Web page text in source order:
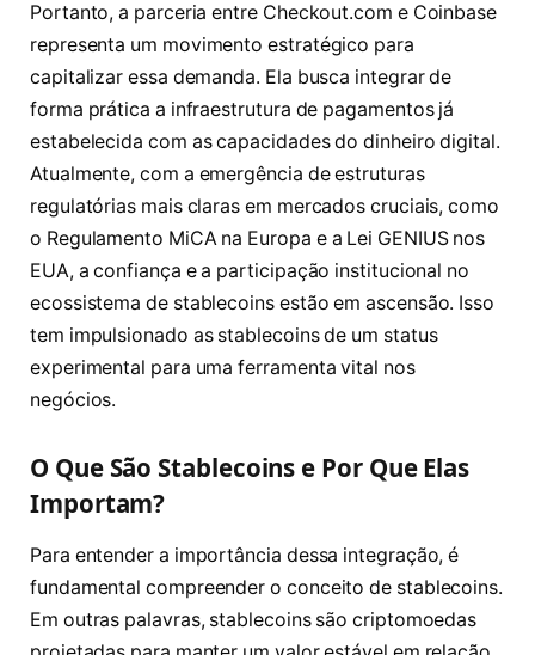
Portanto, a parceria entre Checkout.com e Coinbase
representa um movimento estratégico para
capitalizar essa demanda. Ela busca integrar de
forma prática a infraestrutura de pagamentos já
estabelecida com as capacidades do dinheiro digital.
Atualmente, com a emergência de estruturas
regulatórias mais claras em mercados cruciais, como
o Regulamento MiCA na Europa e a Lei GENIUS nos
EUA, a confiança e a participação institucional no
ecossistema de stablecoins estão em ascensão. Isso
tem impulsionado as stablecoins de um status
experimental para uma ferramenta vital nos
negócios.
O Que São Stablecoins e Por Que Elas
Importam?
Para entender a importância dessa integração, é
fundamental compreender o conceito de stablecoins.
Em outras palavras, stablecoins são criptomoedas